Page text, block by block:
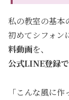
私の教室の基本
初めてシフォン
料動画を、
公式LINE登録
「こんな風に